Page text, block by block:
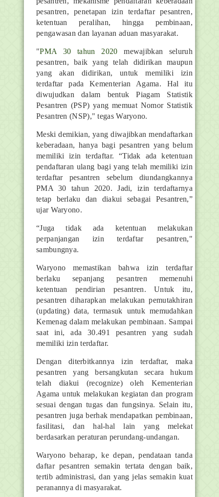
pesantren, penetapan izin terdaftar pesantren,
ketentuan peralihan, hingga pembinaan,
pengawasan dan layanan aduan masyarakat.
"PMA 30 tahun 2020 mewajibkan seluruh
pesantren, baik yang telah didirikan maupun
yang akan didirikan, untuk memiliki izin
terdaftar pada Kementerian Agama. Hal itu
diwujudkan dalam bentuk Piagam Statistik
Pesantren (PSP) yang memuat Nomor Statistik
Pesantren (NSP)," tegas Waryono.
Meski demikian, yang diwajibkan mendaftarkan
keberadaan, hanya bagi pesantren yang belum
memiliki izin terdaftar. “Tidak ada ketentuan
pendaftaran ulang bagi yang telah memiliki izin
terdaftar pesantren sebelum diundangkannya
PMA 30 tahun 2020. Jadi, izin terdaftarnya
tetap berlaku dan diakui sebagai Pesantren,”
ujar Waryono.
“Juga tidak ada ketentuan melakukan
perpanjangan izin terdaftar pesantren,"
sambungnya.
Waryono memastikan bahwa izin terdaftar
berlaku sepanjang pesantren memenuhi
ketentuan pendirian pesantren. Untuk itu,
pesantren diharapkan melakukan pemutakhiran
(updating) data, termasuk untuk memudahkan
Kemenag dalam melakukan pembinaan. Sampai
saat ini, ada 30.491 pesantren yang sudah
memiliki izin terdaftar.
Dengan diterbitkannya izin terdaftar, maka
pesantren yang bersangkutan secara hukum
telah diakui (recognize) oleh Kementerian
Agama untuk melakukan kegiatan dan program
sesuai dengan tugas dan fungsinya. Selain itu,
pesantren juga berhak mendapatkan pembinaan,
fasilitasi, dan hal-hal lain yang melekat
berdasarkan peraturan perundang-undangan.
Waryono beharap, ke depan, pendataan tanda
daftar pesantren semakin tertata dengan baik,
tertib administrasi, dan yang jelas semakin kuat
peranannya di masyarakat.